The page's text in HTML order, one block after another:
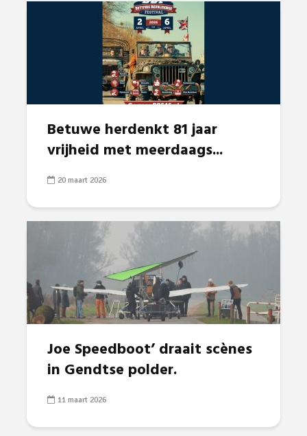
Betuwe herdenkt 81 jaar
vrijheid met meerdaags...
20 maart 2026
Joe Speedboot’ draait scènes
in Gendtse polder.
11 maart 2026